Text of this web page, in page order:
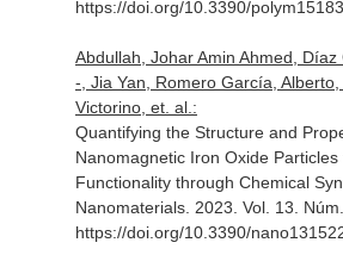
https://doi.org/10.3390/
Abdullah, Johar Amin Ahmed,
-, Jia Yan, Romero García, Alberto,
Victorino, et. al.:
Quantifying the Structure and
Nanomagnetic Iron Oxide
Functionality through Chemical
Nanomaterials. 2023. Vol. 13.
https://doi.org/10.3390/